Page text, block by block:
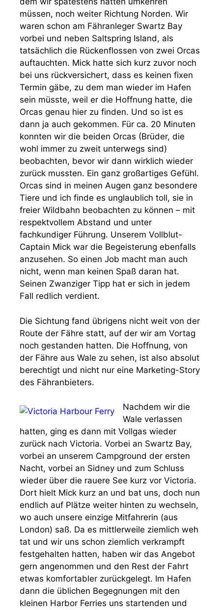
müssen, noch weiter Richtung Norden. Wir
waren schon am Fähranleger Swartz Bay
vorbei und neben Saltspring Island, als
tatsächlich die Rückenflossen von zwei Orcas
auftauchten. Mick hatte sich kurz zuvor noch
bei uns rückversichert, dass es keinen fixen
Termin gäbe, zu dem man wieder im Hafen
sein müsste, weil er die Hoffnung hatte, die
Orcas genau hier zu finden. Und so ist es
dann ja auch gekommen. Für ca. 20 Minuten
konnten wir die beiden Orcas (Brüder, die
wohl immer zu zweit unterwegs sind)
beobachten, bevor wir dann wirklich wieder
zurück mussten. Ein ganz großartiges Gefühl.
Orcas sind in meinen Augen ganz besondere
Tiere und ich finde es unglaublich toll, sie in
freier Wildbahn beobachten zu können – mit
respektvollem Abstand und unter
fachkundiger Führung. Unserem Vollblut-
Captain Mick war die Begeisterung ebenfalls
anzusehen. So einen Job macht man auch
nicht, wenn man keinen Spaß daran hat.
Seinen Zwanziger Tipp hat er sich in jedem
Fall redlich verdient.
Die Sichtung fand übrigens nicht weit von der
Route der Fähre statt, auf der wir am Vortag
noch gestanden hatten. Die Hoffnung, von
der Fähre aus Wale zu sehen, ist also absolut
berechtigt und nicht nur eine Marketing-Story
des Fähranbieters.
Nachdem wir die
Wale verlassen
hatten, ging es dann mit Vollgas wieder
zurück nach Victoria. Vorbei an Swartz Bay,
vorbei an unserem Campground der ersten
Nacht, vorbei an Sidney und zum Schluss
wieder über die rauere See kurz vor Victoria.
Dort hielt Mick kurz an und bat uns, doch nun
endlich auf Plätze weiter hinten zu wechseln,
wo auch unsere einzige Mitfahrerin (aus
London) saß. Da es mittlerweile ziemlich weh
tat und wir uns schon ziemlich verkrampft
festgehalten hatten, haben wir das Angebot
gern angenommen und den Rest der Fahrt
etwas komfortabler zurückgelegt. Im Hafen
dann die üblichen Begegnungen mit den
kleinen Harbor Ferries uns startenden und